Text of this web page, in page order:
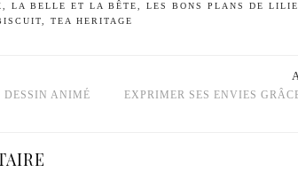
, LA BELLE ET LA BÊTE, LES BONS PLANS DE LILIE
, TEA HERITAGE
ANIMÉ
EXPRIMER SES ENVIES